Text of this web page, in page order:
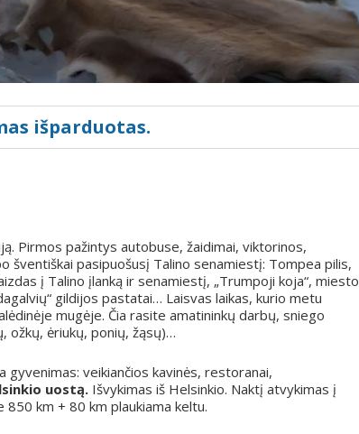
išparduotas.
Pirmos pažintys autobuse, žaidimai, viktorinos,
šventiškai pasipuošusį Talino senamiestį: Tompea pilis,
į Talino įlanką ir senamiestį, „Trumpoji koja“, miesto
gildijos pastatai… Laisvas laikas, kurio metu
mugėje. Čia rasite amatininkų darbų, sniego
ožkų, ėriukų, ponių, žąsų)…
gyvenimas: veikiančios kavinės, restoranai,
uostą. Išvykimas iš Helsinkio. Naktį atvykimas į
850 km + 80 km plaukiama keltu.